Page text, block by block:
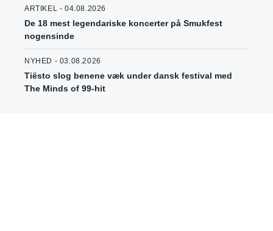
ARTIKEL - 04.08.2026
De 18 mest legendariske koncerter på Smukfest
nogensinde
NYHED - 03.08.2026
Tiësto slog benene væk under dansk festival med
The Minds of 99-hit